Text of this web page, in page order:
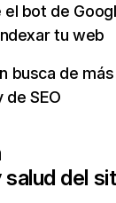
bot de
tu web
busca de
SEO
salud del